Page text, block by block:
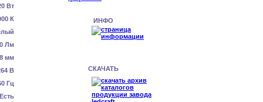
Вт
К
Лм
мм
В
Гц
Есть
ИНФО
СКАЧАТЬ